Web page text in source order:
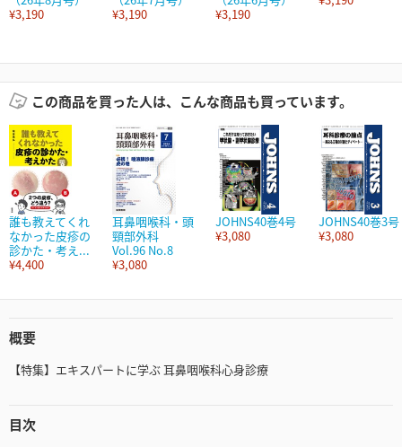
¥3,190
¥3,190
¥3,190
この商品を買った人は、こんな商品も買っています。
誰も教えてくれ
なかった皮疹の
診かた・考え...
¥4,400
耳鼻咽喉科・頭
頸部外科
Vol.96 No.8
¥3,080
JOHNS40巻4号
¥3,080
JOHNS40巻3号
¥3,080
概要
【特集】エキスパートに学ぶ 耳鼻咽喉科心身診療
目次